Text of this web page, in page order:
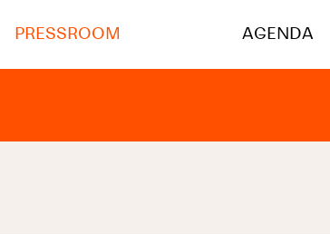
PRESSROOM AGENDA